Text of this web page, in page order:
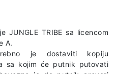
JUNGLE TRIBE sa licencom
A.
je dostaviti kopiju
sa kojim će putnik putovati